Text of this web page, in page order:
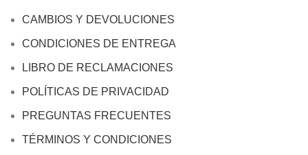
CAMBIOS Y DEVOLUCIONES
CONDICIONES DE ENTREGA
LIBRO DE RECLAMACIONES
POLÍTICAS DE PRIVACIDAD
PREGUNTAS FRECUENTES
TÉRMINOS Y CONDICIONES